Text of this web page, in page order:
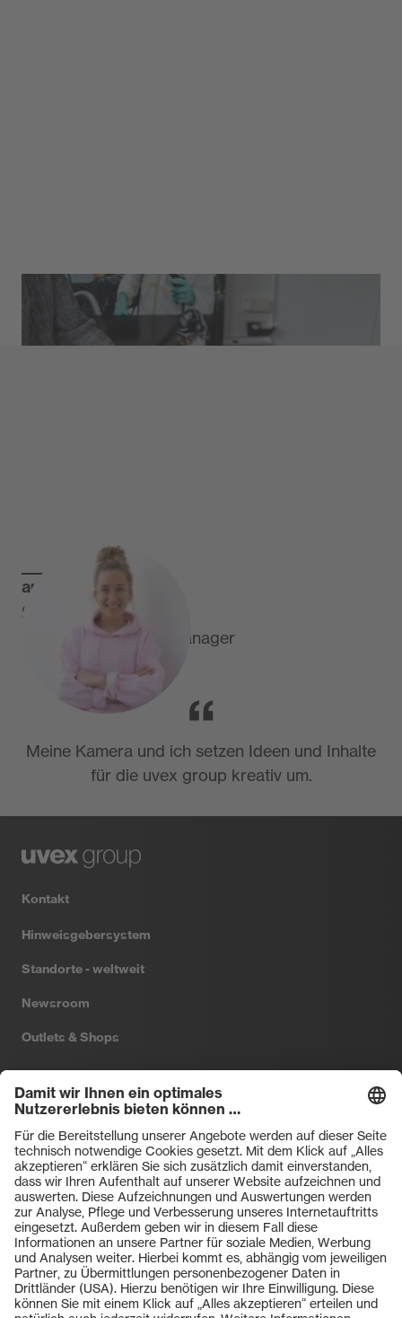
autorin
Sarah Leupold
Corporate Content Manager
Meine Kamera und ich setzen Ideen und Inhalte
für die uvex group kreativ um.
Kontakt
Hinweisgebersystem
Standorte - weltweit
Newsroom
Outlets & Shops
HexArmor
laservision
Primetta
uvex safety
uvex sports
Hiplok
Rainer Winter Stiftung
ZU DEN SHOPS